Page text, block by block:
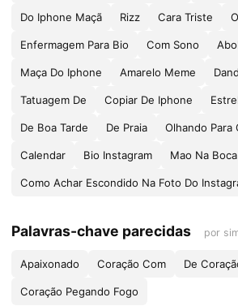
Do Iphone Maçã Rizz Cara Triste
Enfermagem Para Bio Com Sono
Maça Do Iphone Amarelo Meme
Tatuagem De Copiar De Iphone
De Boa Tarde De Praia Olhando Para
Calendar Bio Instagram Mao Na Boca
Como Achar Escondido Na Foto Do
Palavras-chave parecidas por
Apaixonado Coração Com De
Coração Pegando Fogo